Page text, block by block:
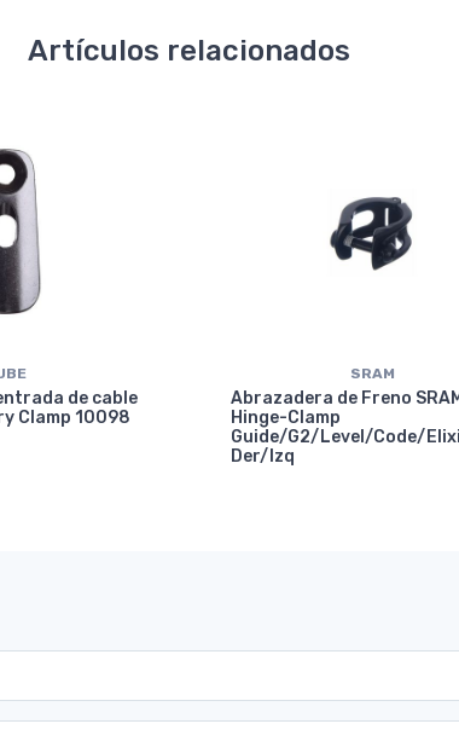
Artículos relacionados
de cable
Clamp 10098
SRAM
Abrazadera de Freno
Hinge-Clamp
Guide/G2/Level/Code/
Der/Izq